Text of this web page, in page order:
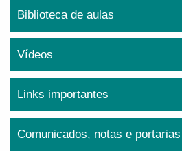
Biblioteca de aulas
Vídeos
Links importantes
Comunicados, notas e portarias